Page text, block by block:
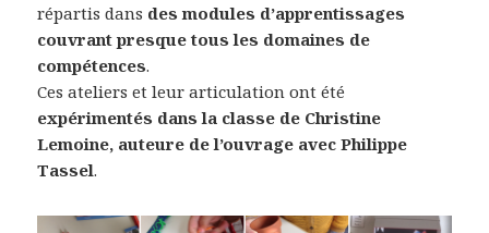
répartis dans des modules d’apprentissages
couvrant presque tous les domaines de
compétences.
Ces ateliers et leur articulation ont été
expérimentés dans la classe de Christine
Lemoine, auteure de l’ouvrage avec Philippe
Tassel.